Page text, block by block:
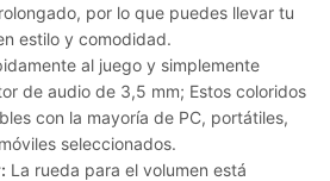
por lo que puedes llevar tu
estilo y comodidad.
al juego y simplemente
de audio de 3,5 mm; Estos coloridos
con la mayoría de PC, portátiles,
seleccionados.
La rueda para el volumen está